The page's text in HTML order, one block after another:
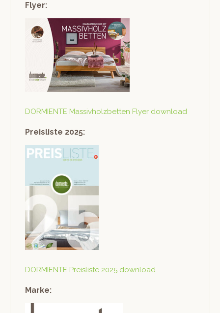
Flyer:
DORMIENTE Mas­sivholz­bet­ten Fly­er download
Preisliste 2025:
DORMIENTE Preis­liste 2025 download
Marke: